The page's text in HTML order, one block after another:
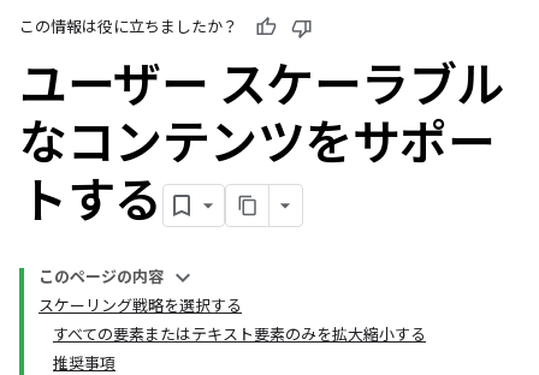
この情報は役に立ちましたか？
ユーザー スケーラブル
なコンテンツをサポー
トする
このページの内容
スケーリング戦略を選択する
すべての要素またはテキスト要素のみを拡大縮小する
推奨事項